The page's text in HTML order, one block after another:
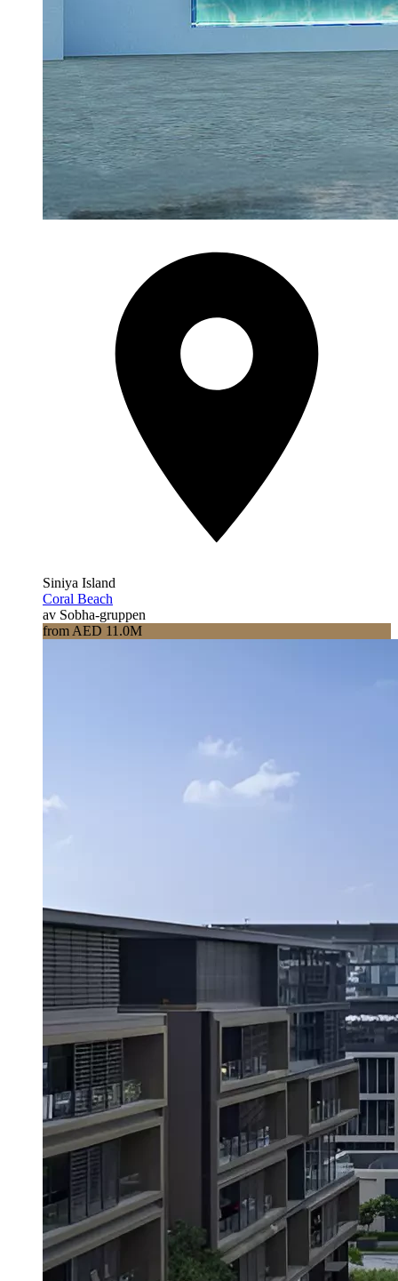
Siniya Island
Coral Beach
av Sobha-gruppen
from AED 11.0M